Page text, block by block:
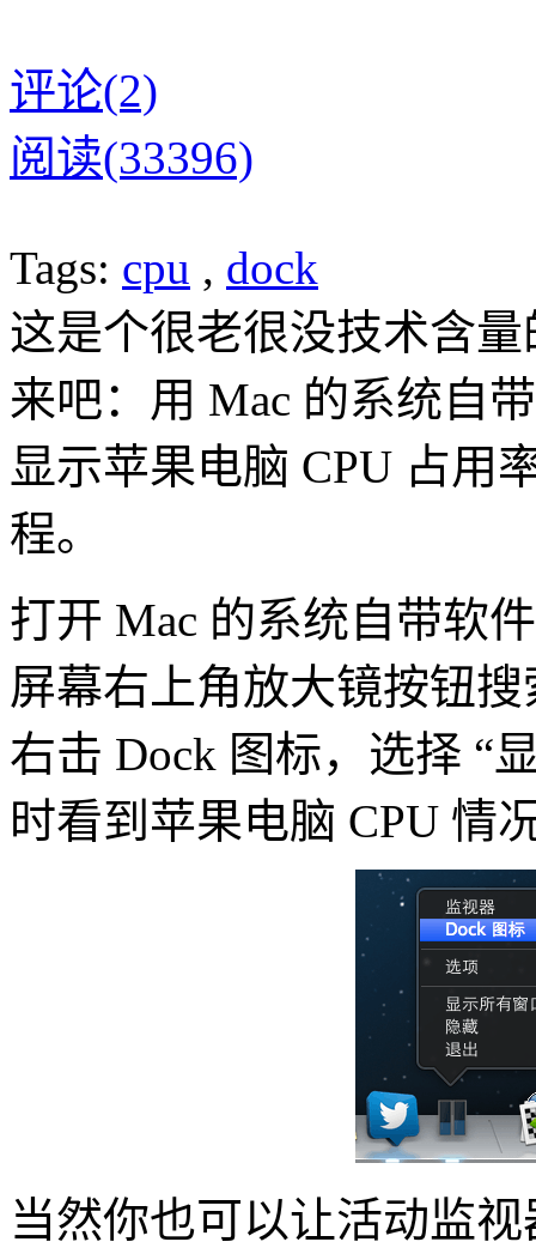
评论(2)
阅读(33396)
Tags: cpu , dock
这是个很老很没技术含
来吧：用 Mac 的系统自
显示苹果电脑 CPU 占用
程。
打开 Mac 的系统自带软
屏幕右上角放大镜按钮
右击 Dock 图标，选择 “
时看到苹果电脑 CPU 情
当然你也可以让活动监